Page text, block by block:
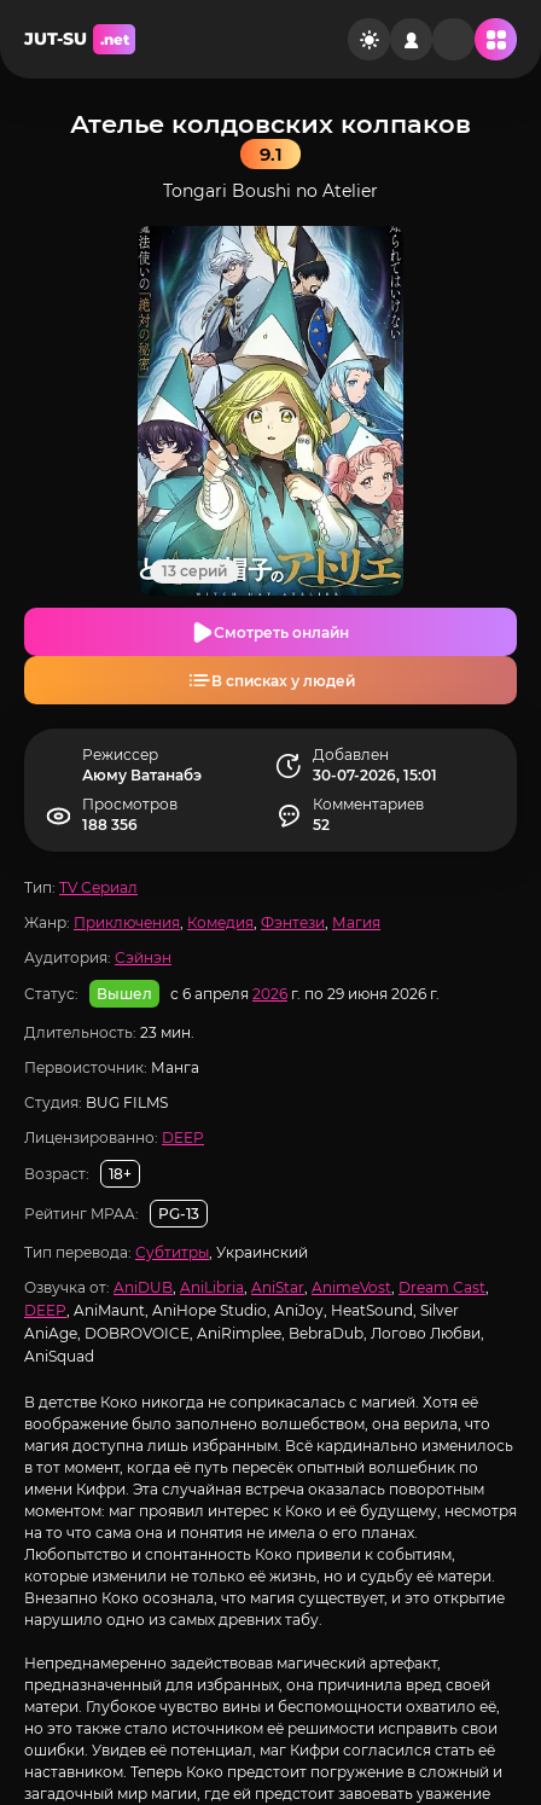
JUT-SU .net
Ателье колдовских колпаков
9.1
Tongari Boushi no Atelier
13 серий
Смотреть онлайн
В списках у людей
Режиссер
Аюму Ватанабэ
Добавлен
30-07-2026, 15:01
Просмотров
188 356
Комментариев
52
Тип: TV Сериал
Жанр: Приключения, Комедия, Фэнтези, Магия
Аудитория: Сэйнэн
Статус:
Вышел с 6 апреля 2026 г. по 29 июня 2026 г.
Длительность: 23 мин.
Первоисточник: Манга
Студия: BUG FILMS
Лицензированно: DEEP
Возраст:
18+
Рейтинг MPAA: PG-13
Тип перевода: Субтитры, Украинский
Озвучка от: AniDUB, AniLibria, AniStar, AnimeVost, Dream Cast,
DEEP, AniMaunt, AniHope Studio, AniJoy, HeatSound, Silver
AniAge, DOBROVOICE, AniRimplee, BebraDub, Логово Любви,
AniSquad
В детстве Коко никогда не соприкасалась с магией. Хотя её
воображение было заполнено волшебством, она верила, что
магия доступна лишь избранным. Всё кардинально изменилось
в тот момент, когда её путь пересёк опытный волшебник по
имени Кифри. Эта случайная встреча оказалась поворотным
моментом: маг проявил интерес к Коко и её будущему, несмотря
на то что сама она и понятия не имела о его планах.
Любопытство и спонтанность Коко привели к событиям,
которые изменили не только её жизнь, но и судьбу её матери.
Внезапно Коко осознала, что магия существует, и это открытие
нарушило одно из самых древних табу.
Непреднамеренно задействовав магический артефакт,
предназначенный для избранных, она причинила вред своей
матери. Глубокое чувство вины и беспомощности охватило её,
но это также стало источником её решимости исправить свои
ошибки. Увидев её потенциал, маг Кифри согласился стать её
наставником. Теперь Коко предстоит погружение в сложный и
загадочный мир магии, где ей предстоит завоевать уважение